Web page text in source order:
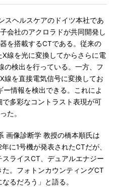
スヘルスケアのドイツ本社であ
会社のアクロラドが共同開発し
を搭載するCTである。従来の
線を光に変換してからさらに電
の検出を行っている。一方、フ
線を直接電気信号に変換してお
ー情報を検出できる。これによ
多彩なコントラスト表現が可
た。
画像診断学 教授の橋本順氏は
に1号機が発表されたCTだが、
ライスCT、デュアルエナジー
。フォトンカウンティングCT
るだろう」と語る。